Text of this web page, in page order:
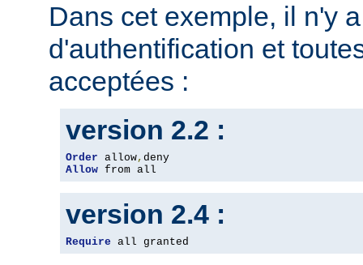
Dans cet exemple, il n'y
d'authentification et
acceptées :
version 2.2 :
Order allow,
Allow from all
version 2.4 :
Require all granted